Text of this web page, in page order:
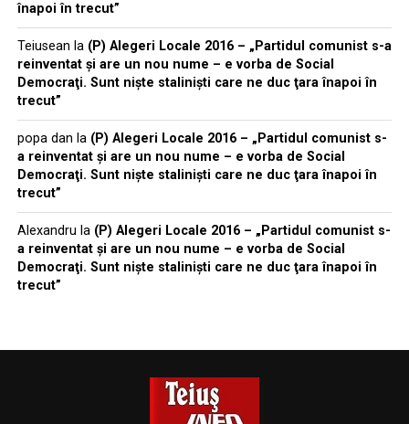
înapoi în trecut”
Teiusean la (P) Alegeri Locale 2016 – „Partidul comunist s-a
reinventat şi are un nou nume – e vorba de Social
Democraţi. Sunt nişte stalinişti care ne duc ţara înapoi în
trecut”
popa dan la (P) Alegeri Locale 2016 – „Partidul comunist s-
a reinventat şi are un nou nume – e vorba de Social
Democraţi. Sunt nişte stalinişti care ne duc ţara înapoi în
trecut”
Alexandru la (P) Alegeri Locale 2016 – „Partidul comunist s-
a reinventat şi are un nou nume – e vorba de Social
Democraţi. Sunt nişte stalinişti care ne duc ţara înapoi în
trecut”